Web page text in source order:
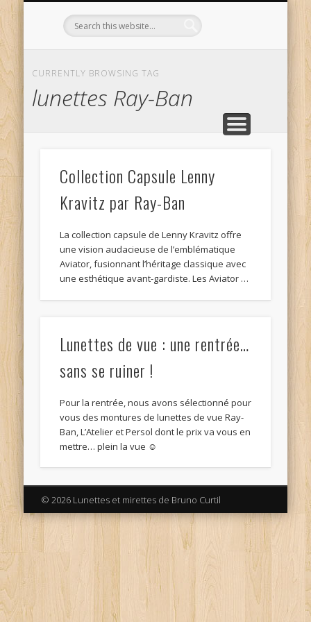
CURRENTLY BROWSING TAG
lunettes Ray-Ban
Collection Capsule Lenny
Kravitz par Ray-Ban
La collection capsule de Lenny Kravitz offre
une vision audacieuse de l’emblématique
Aviator, fusionnant l’héritage classique avec
une esthétique avant-gardiste. Les Aviator …
Lunettes de vue : une rentrée…
sans se ruiner !
Pour la rentrée, nous avons sélectionné pour
vous des montures de lunettes de vue Ray-
Ban, L’Atelier et Persol dont le prix va vous en
mettre… plein la vue ☺
© 2026 Lunettes et mirettes de Bruno Curtil